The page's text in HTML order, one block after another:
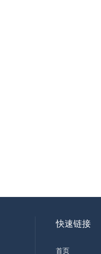
快速链接
首页